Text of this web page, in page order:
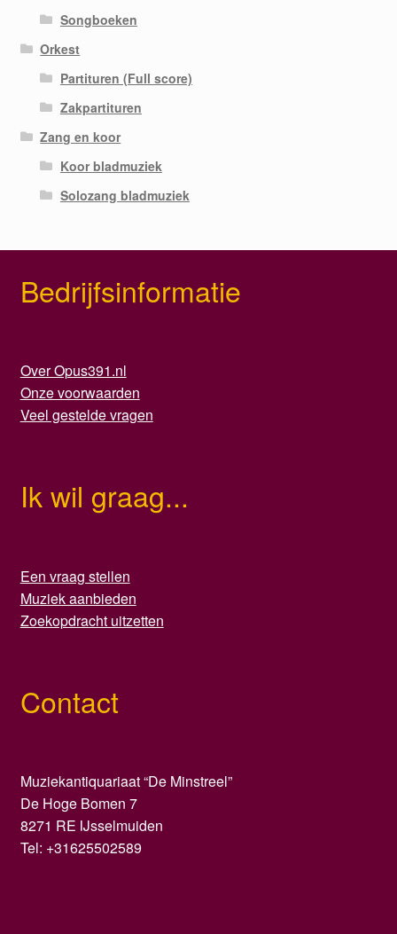
Songboeken
Orkest
Partituren (Full score)
Zakpartituren
Zang en koor
Koor bladmuziek
Solozang bladmuziek
Bedrijfsinformatie
Over Opus391.nl
Onze voorwaarden
Veel gestelde vragen
Ik wil graag...
Een vraag stellen
Muziek aanbieden
Zoekopdracht uitzetten
Contact
Muziekantiquariaat “De Minstreel”
De Hoge Bomen 7
8271 RE IJsselmuiden
Tel: +31625502589